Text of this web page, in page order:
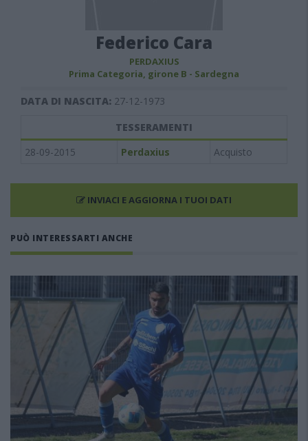
Federico Cara
PERDAXIUS
Prima Categoria, girone B - Sardegna
DATA DI NASCITA: 27-12-1973
TESSERAMENTI
28-09-2015
Perdaxius Acquisto
INVIACI E AGGIORNA I TUOI DATI
PUÒ INTERESSARTI ANCHE